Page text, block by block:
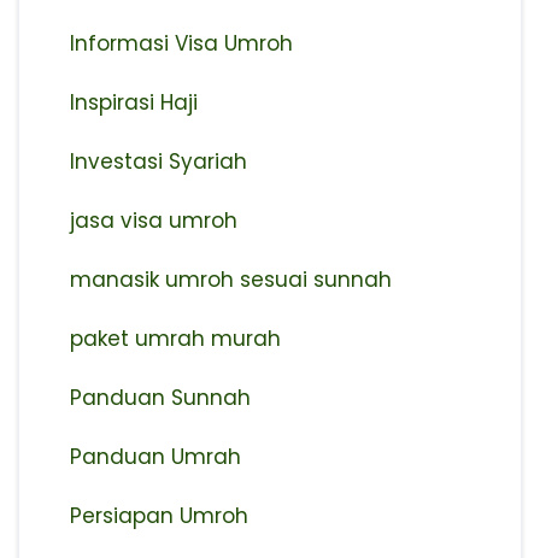
Informasi Visa Umroh
Inspirasi Haji
Investasi Syariah
jasa visa umroh
manasik umroh sesuai sunnah
paket umrah murah
Panduan Sunnah
Panduan Umrah
Persiapan Umroh